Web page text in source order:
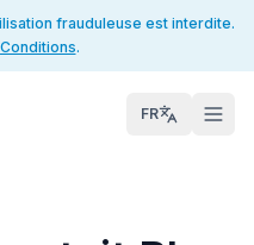
frauduleuse est interdite.
Conditions.
FR